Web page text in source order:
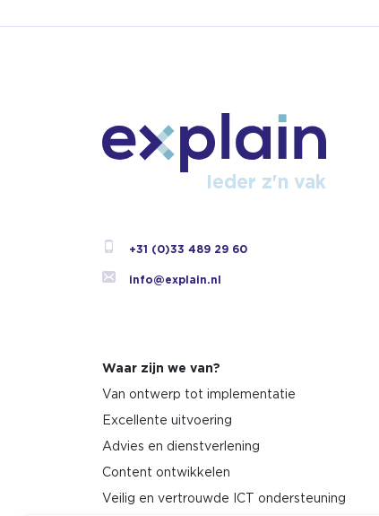
Ieder z'n vak
+31 (0)33 489 29 60
info@explain.nl
Waar zijn we van?
Van ontwerp tot implementatie
Excellente uitvoering
Advies en dienstverlening
Content ontwikkelen
Veilig en vertrouwde ICT ondersteuning